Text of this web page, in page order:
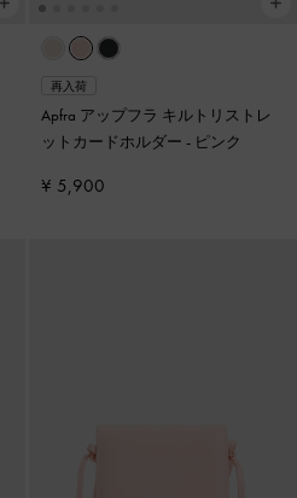
再入荷
Apfra アップフラ キルトリストレ
ットカードホルダー - ピンク
¥ 5,900